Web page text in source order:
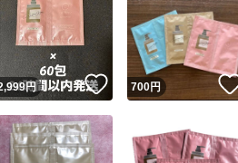
円 いいね！
700円